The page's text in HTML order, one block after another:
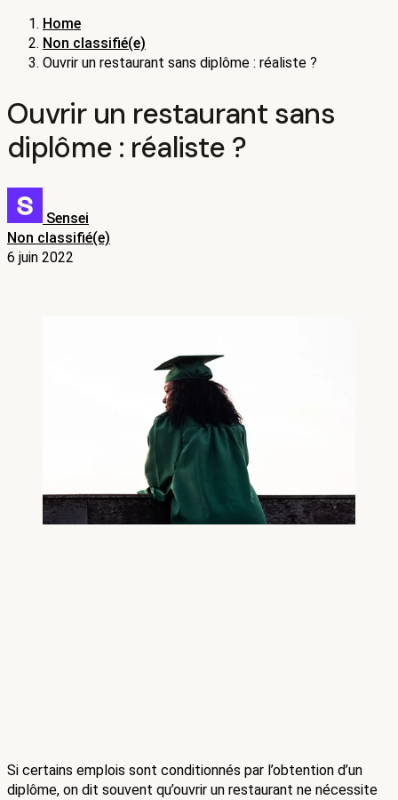
Home
Non classifié(e)
Ouvrir un restaurant sans diplôme : réaliste ?
Ouvrir un restaurant sans
diplôme : réaliste ?
Sensei
Non classifié(e)
6 juin 2022
Si certains emplois sont conditionnés par l’obtention d’un
diplôme, on dit souvent qu’ouvrir un restaurant ne nécessite